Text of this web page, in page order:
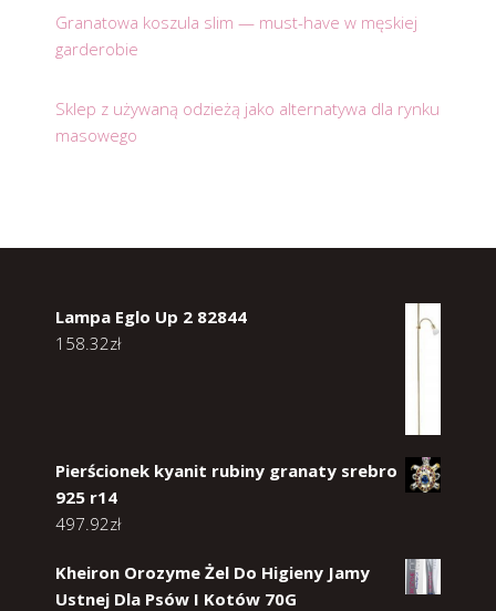
Granatowa koszula slim — must-have w męskiej
garderobie
Sklep z używaną odzieżą jako alternatywa dla rynku
masowego
Lampa Eglo Up 2 82844
158.32zł
Pierścionek kyanit rubiny granaty srebro
925 r14
497.92zł
Kheiron Orozyme Żel Do Higieny Jamy
Ustnej Dla Psów I Kotów 70G